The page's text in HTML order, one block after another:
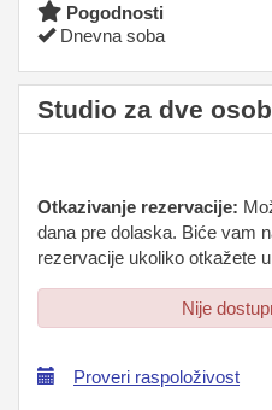
Pogodnosti
Dnevna soba
Studio za dve
Otkazivanje rezervacije:
dana pre dolaska. Biće vam
rezervacije ukoliko otkažete
Nije
Proveri raspoloživost